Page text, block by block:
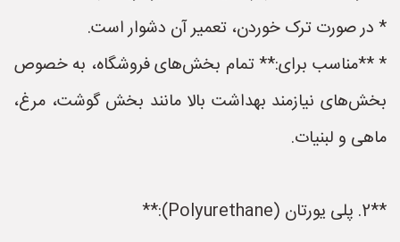
* در صورت ترک خوردن، تعمیر آن دشوار است.
* **مناسب برای:** تمام بخش‌های فروشگاه، به خصوص
بخش‌های نیازمند بهداشت بالا مانند بخش گوشت، مرغ،
ماهی و لبنیات.
**2. پلی یورتان (Polyurethane):**